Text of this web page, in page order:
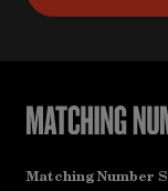
Matching Number